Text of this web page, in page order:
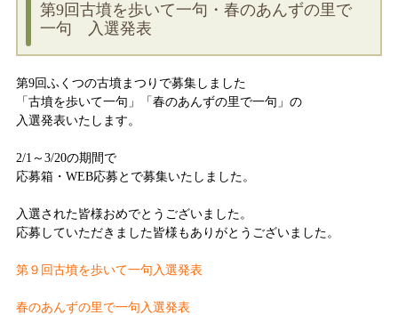
第9回古墳を歩いて一句・春のあんずの里で
一句 入選発表
第9回ふくつの古墳まつりで募集しました
「古墳を歩いて一句」「春のあんずの里で一句」の
入選発表いたします。
2/1～3/20の期間で
応募箱・WEB応募とで募集いたしました。
入選された皆様おめでとうございました。
応募していただきました皆様もありがとうございました。
第９回古墳を歩いて一句入選発表
春のあんずの里で一句入選発表